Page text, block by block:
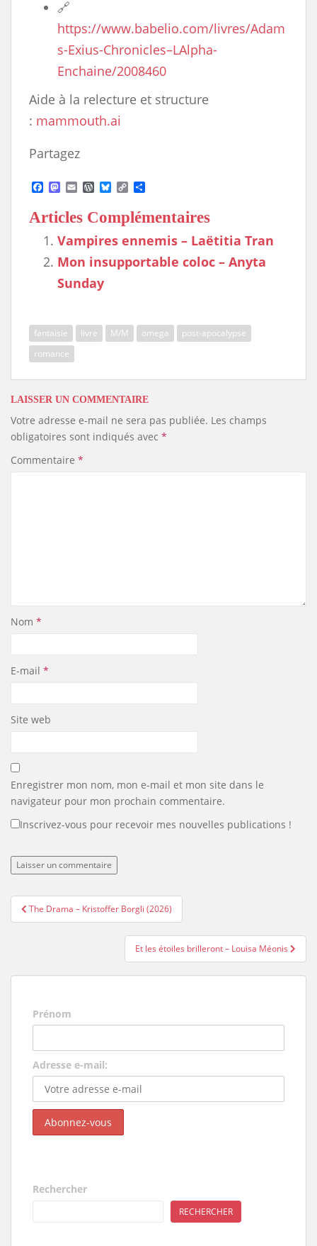
🔗
https://www.babelio.com/livres/Adam
s-Exius-Chronicles–LAlpha-
Enchaine/2008460
Aide à la relecture et structure
: mammouth.ai
Partagez
a
e
b
o
o
k
M
a
s
t
o
d
o
n
E
m
i
W
o
r
d
P
r
s
s
B
e
k
C
o
p
y
i
k
r
Articles Complémentaires
Vampires ennemis – Laëtitia Tran
Mon insupportable coloc – Anyta
Sunday
fantaisie livre M/M omega
post-apocalypse
romance
LAISSER UN COMMENTAIRE
Votre adresse e-mail ne sera pas publiée. Les champs
obligatoires sont indiqués avec *
Commentaire *
Nom *
E-mail *
Site web
Enregistrer mon nom, mon e-mail et mon site dans le
navigateur pour mon prochain commentaire.
Inscrivez-vous pour recevoir mes nouvelles publications !
Navigation
de
The Drama – Kristoffer Borgli (2026)
Et les étoiles brilleront – Louisa Méonis
Prénom
Adresse e-mail:
Rechercher
RECHERCHER